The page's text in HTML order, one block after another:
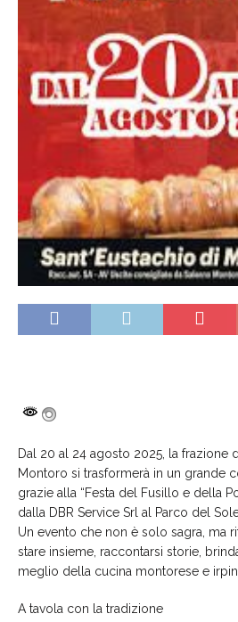
Dal 20 al 24 agosto 2025, la frazione
Montoro si trasformerà in un grande
grazie alla “Festa del Fusillo e della
dalla DBR Service Srl al Parco del
Un evento che non è solo sagra, ma
stare insieme, raccontarsi storie,
meglio della cucina montorese e
A tavola con la tradizione